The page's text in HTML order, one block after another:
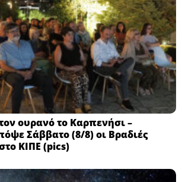
ουρανό το Καρπενήσι –
Σάββατο (8/8) οι Βραδιές
ΚΙΠΕ (pics)